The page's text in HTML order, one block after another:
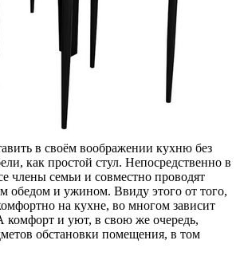
в своём воображении кухню без
как простой стул. Непосредственно в
члены семьи и совместно проводят
обедом и ужином. Ввиду этого от того,
на кухне, во многом зависит
комфорт и уют, в свою же очередь,
обстановки помещения, в том